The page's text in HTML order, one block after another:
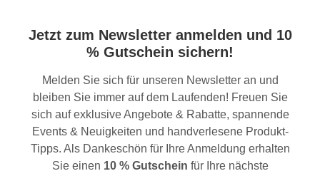
Jetzt zum Newsletter anmelden und 10
% Gutschein sichern!
Melden Sie sich für unseren Newsletter an und
bleiben Sie immer auf dem Laufenden! Freuen Sie
sich auf exklusive Angebote & Rabatte, spannende
Events & Neuigkeiten und handverlesene Produkt-
Tipps. Als Dankeschön für Ihre Anmeldung erhalten
Sie einen 10 % Gutschein für Ihre nächste